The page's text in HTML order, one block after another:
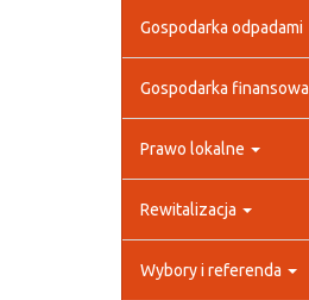
Gospodarka odpadami
Gospodarka finansowa
Prawo lokalne
Rewitalizacja
Wybory i referenda